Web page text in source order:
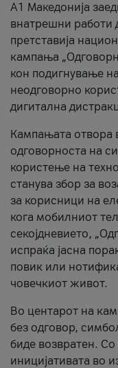
A1 Македонија
внатрешни работи
претставија
кампања
кон подигнување
неодговорно
дигитална
Кампањата отвора
одговорноста на
користење на
станува збор за
за корисници на
кога мобилниот
секојдневието,
испраќа јасна
повик или
човечкиот живот.
Во центарот на
без одговор,
биде возвратен.
иницијативата во